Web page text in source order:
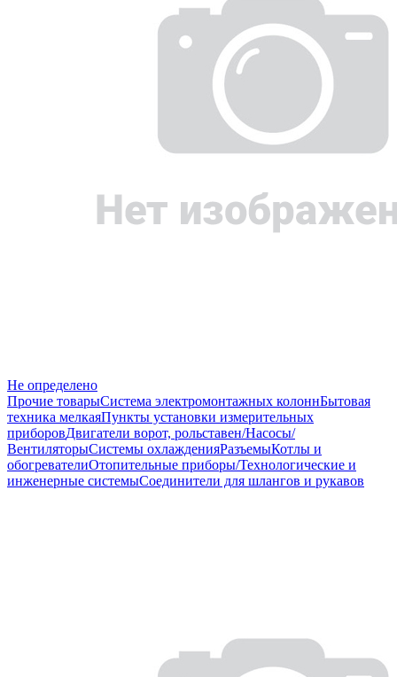
Не определено
Прочие товарыСистема электромонтажных колоннБытовая
техника мелкаяПункты установки измерительных
приборовДвигатели ворот, рольставен/Насосы/
ВентиляторыСистемы охлажденияРазъемыКотлы и
обогревателиОтопительные приборы/Технологические и
инженерные системыСоединители для шлангов и рукавов